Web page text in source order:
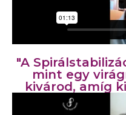
"A
mint egy
kivárod, amíg